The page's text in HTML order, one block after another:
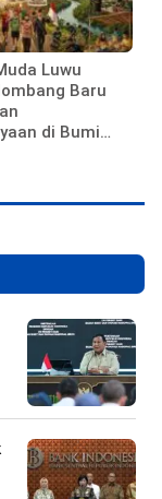
Luwu
Baru
di Bumi